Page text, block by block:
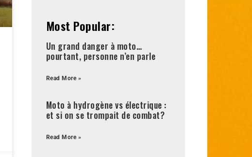
Most Popular:
Un grand danger à moto…
pourtant, personne n’en parle
Read More »
Moto à hydrogène vs électrique :
et si on se trompait de combat?
Read More »